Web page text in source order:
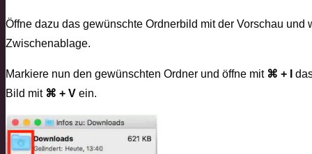
Öffne dazu das gewünschte Ordnerbild mit der Vorschau und
Zwischenablage.
Markiere nun den gewünschten Ordner und öffne mit ⌘ + I
Bild mit ⌘ + V ein.